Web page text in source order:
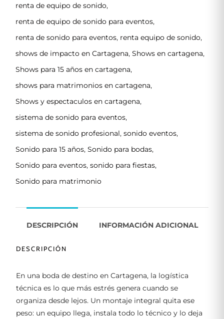
renta de equipo de sonido,
renta de equipo de sonido para eventos,
renta de sonido para eventos, renta equipo de sonido,
shows de impacto en Cartagena, Shows en cartagena,
Shows para 15 años en cartagena,
shows para matrimonios en cartagena,
Shows y espectaculos en cartagena,
sistema de sonido para eventos,
sistema de sonido profesional, sonido eventos,
Sonido para 15 años, Sonido para bodas,
Sonido para eventos, sonido para fiestas,
Sonido para matrimonio
DESCRIPCIÓN INFORMACIÓN ADICIONAL
DESCRIPCIÓN
En una boda de destino en Cartagena, la logística
técnica es lo que más estrés genera cuando se
organiza desde lejos. Un montaje integral quita ese
peso: un equipo llega, instala todo lo técnico y lo deja